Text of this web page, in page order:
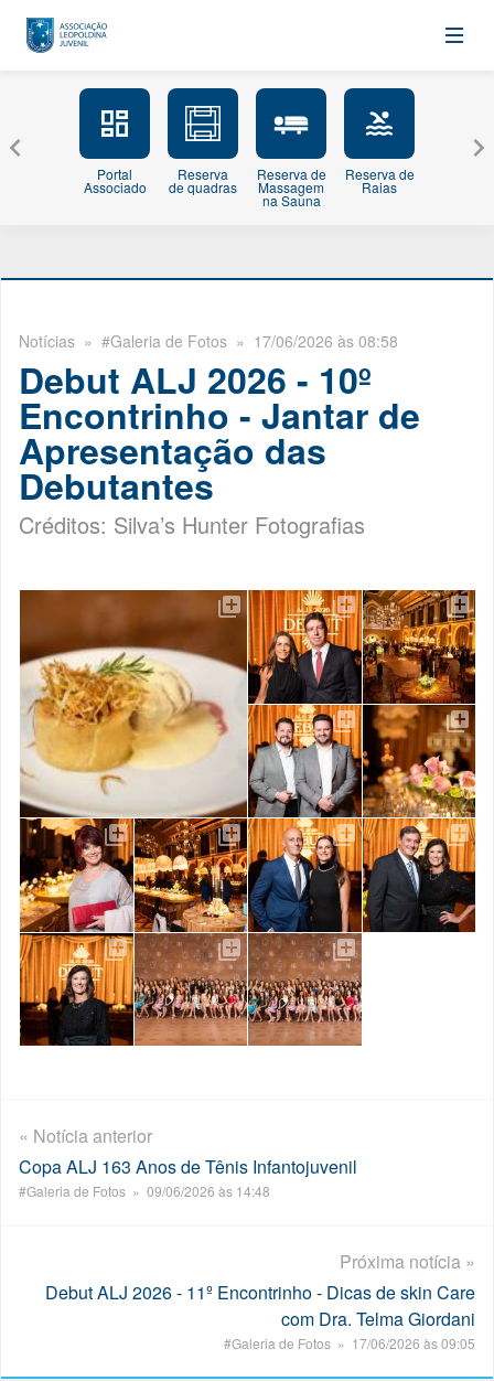
Portal
Associado
Reserva
de quadras
Reserva de
Massagem
na Sauna
Reserva de
Raias
Notícias » #Galeria de Fotos » 17/06/2026 às 08:58
Debut ALJ 2026 - 10º
Encontrinho - Jantar de
Apresentação das
Debutantes
Créditos: Silva’s Hunter Fotografias
« Notícia anterior
Copa ALJ 163 Anos de Tênis Infantojuvenil
#Galeria de Fotos » 09/06/2026 às 14:48
Próxima notícia »
Debut ALJ 2026 - 11º Encontrinho - Dicas de skin Care
com Dra. Telma Giordani
#Galeria de Fotos » 17/06/2026 às 09:05